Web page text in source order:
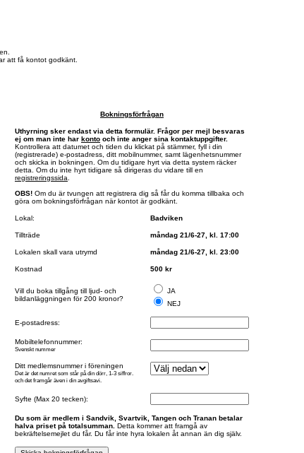
att få kontot godkänt.
Bokningsförfrågan
Uthyrning sker endast via detta formulär. Frågor per mejl besvaras
ej om man inte har konto och inte anger sina kontaktuppgifter.
Kontrollera att datumet och tiden du klickat på stämmer, fyll i din
(registrerade) e-postadress, ditt mobilnummer, samt lägenhetsnummer
och skicka in bokningen. Om du tidigare hyrt via detta system räcker
detta. Om du inte hyrt tidigare så dirigeras du vidare till en
registreringssida
OBS! Om du är tvungen att registrera dig så får du komma tillbaka och
göra om bokningsförfrågan när kontot är godkänt.
Lokal: Badviken
Tillträde måndag 21/6-27, kl. 17:00
Lokalen skall vara utrymd måndag 21/6-27, kl. 23:00
Kostnad 500 kr
Vill du boka tillgång till ljud- och
bildanläggningen för 200 kronor?
JA
NEJ
E-postadress:
Mobiltelefonnummer:
Svenskt nummer
Ditt medlemsnummer i föreningen
Det är det numret som står på din dörr, 1-3 siffror.
och det framgår även i din avgiftsavi.
Syfte (Max 20 tecken):
Du som är medlem i Sandvik, Svartvik, Tangen och Tranan betalar
halva priset på totalsumman. Detta kommer att framgå av
bekräftelsemejlet du får. Du får inte hyra lokalen åt annan än dig själv.